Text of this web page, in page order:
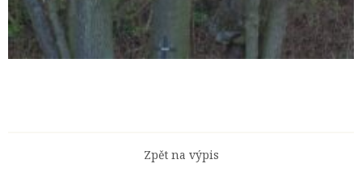
Zpět na výpis